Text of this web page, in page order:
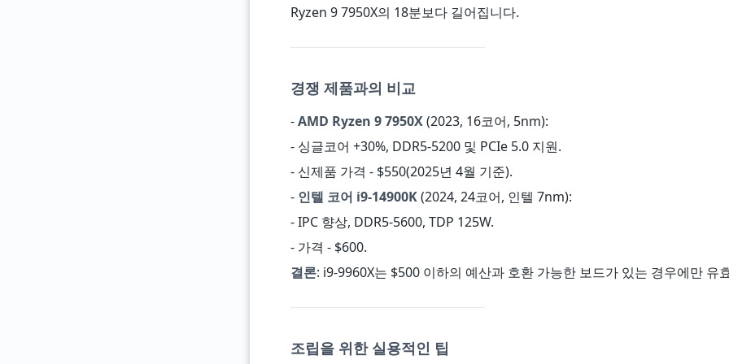
Ryzen 9 7950X의 18분보다 길어집니다.
경쟁 제품과의 비교
-AMD Ryzen 9 7950X(2023, 16코어, 5nm):
- 싱글코어 +30%, DDR5-5200 및 PCIe 5.0 지원.
- 신제품 가격 - $550(2025년 4월 기준).
- 인텔 코어 i9-14900K(2024, 24코어, 인텔 7nm):
- IPC 향상, DDR5-5600, TDP 125W.
- 가격 - $600.
결론: i9-9960X는 $500 이하의 예산과 호환 가능한 보드가 있는 경우에만 유
조립을 위한 실용적인 팁